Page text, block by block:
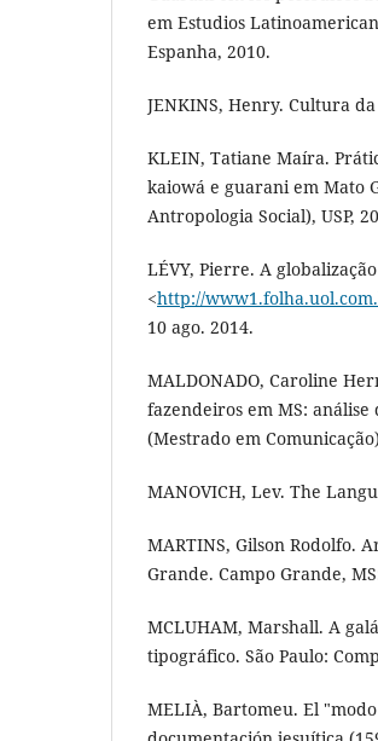
em Estudios
Espanha, 2010.
JENKINS, Henry. Cultura
KLEIN, Tatiane Maíra.
kaiowá e guarani em Mato
Antropologia Social), USP,
LÉVY, Pierre. A
<http://
10 ago. 2014.
MALDONADO, Caroline
fazendeiros em MS:
(Mestrado em
MANOVICH, Lev. The
MARTINS, Gilson Rodolfo.
Grande. Campo Grande,
MCLUHAM, Marshall. A
tipográfico. São Paulo:
MELIÀ, Bartomeu. El